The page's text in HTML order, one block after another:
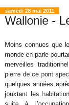
samedi 28 mai 2011
Wallonie -
Moins connues que
monde en parle
merveilles
pierre de ce pont
quelques années
jouxtant les